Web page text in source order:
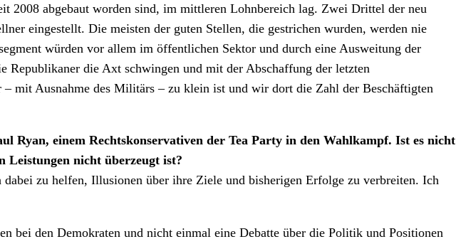
2008 abgebaut worden sind, im mittleren Lohnbereich lag. Zwei Drittel der neu
eingestellt. Die meisten der guten Stellen, die gestrichen wurden, werden nie
würden vor allem im öffentlichen Sektor und durch eine Ausweitung der
Republikaner die Axt schwingen und mit der Abschaffung der letzten
mit Ausnahme des Militärs – zu klein ist und wir dort die Zahl der Beschäftigten
Ryan, einem Rechtskonservativen der Tea Party in den Wahlkampf. Ist es nicht
Leistungen nicht überzeugt ist?
zu helfen, Illusionen über ihre Ziele und bisherigen Erfolge zu verbreiten. Ich
bei den Demokraten und nicht einmal eine Debatte über die Politik und Positionen